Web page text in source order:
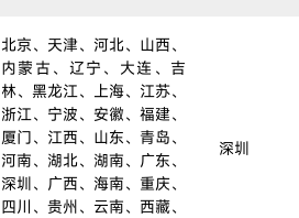
北京、天津、河北、山西、
内蒙古、辽宁、大连、吉
林、黑龙江、上海、江苏、
浙江、宁波、安徽、福建、
厦门、江西、山东、青岛、
河南、湖北、湖南、广东、
深圳、广西、海南、重庆、
四川、贵州、云南、西藏、
深圳